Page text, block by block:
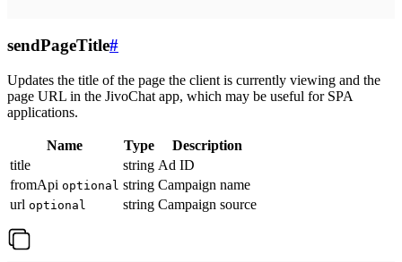
sendPageTitle#
Updates the title of the page the client is currently viewing and the
page URL in the JivoChat app, which may be useful for SPA
applications.
Name Type
Description
title
string Ad ID
fromApi optional string Campaign name
url optional string Campaign source